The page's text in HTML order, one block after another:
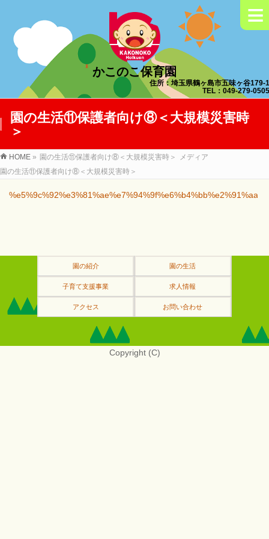
かこのこ保育園
住所：埼玉県鶴ヶ島市五味ヶ谷179-1
TEL：049-279-0505
≡
園の生活⑪保護者向け⑧＜大規模災害時
＞
HOME » 園の生活⑪保護者向け⑧＜大規模災害時＞
メディア
園の生活⑪保護者向け⑧＜大規模災害時＞
園の紹介 園の生活
子育て支援事業 求人情報
アクセス お問い合わせ
Copyright (C)